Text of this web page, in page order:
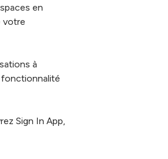
en
votre
à
fonctionnalité
Sign In App,